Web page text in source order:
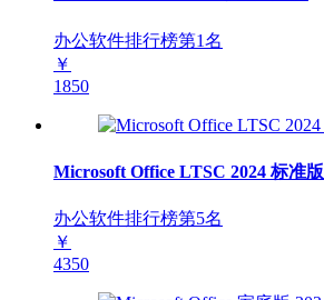
办公软件排行榜第1名
￥
1850
Microsoft Office LTSC 2024 标准版
办公软件排行榜第5名
￥
4350